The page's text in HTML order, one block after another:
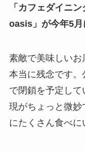
「カフェダイニ
oasis」が今年5月
素敵で美味しいお
本当に残念です。
で閉鎖を予定し
現がちょっと微
にたくさん食べに